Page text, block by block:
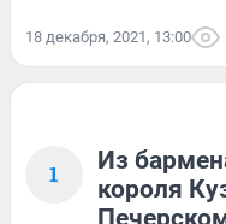
18 декабря, 2021, 13:00
1
Из
короля